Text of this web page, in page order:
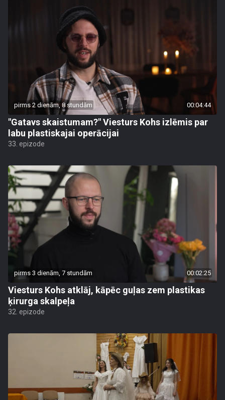
pirms 2 dienām, 8 stundām 00:04:44
"Gatavs skaistumam?" Viesturs Kohs izlēmis par
labu plastiskajai operācijai
33. epizode
pirms 3 dienām, 7 stundām 00:02:25
Viesturs Kohs atklāj, kāpēc guļas zem plastikas
ķirurga skalpeļa
32. epizode